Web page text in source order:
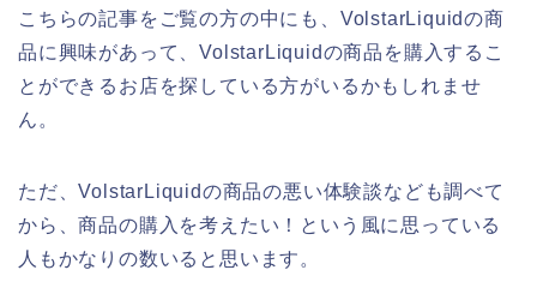
こちらの記事をご覧の方の中にも、VolstarLiquidの商
品に興味があって、VolstarLiquidの商品を購入するこ
とができるお店を探している方がいるかもしれませ
ん。
ただ、VolstarLiquidの商品の悪い体験談なども調べて
から、商品の購入を考えたい！という風に思っている
人もかなりの数いると思います。